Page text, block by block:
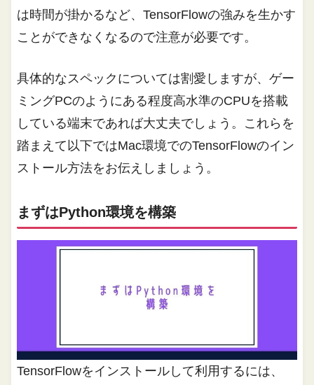
は時間が掛かるなど、TensorFlowの強みを生かす
ことができなくなるので注意が必要です。
具体的なスペックについては割愛しますが、ゲー
ミングPCのようにある程度高水準のCPUを搭載
している端末であれば大丈夫でしょう。これらを
踏まえて以下ではMac環境でのTensorFlowのイン
ストール方法をお伝えしましょう。
まずはPython環境を構築
TensorFlowをインストールして利用するには、